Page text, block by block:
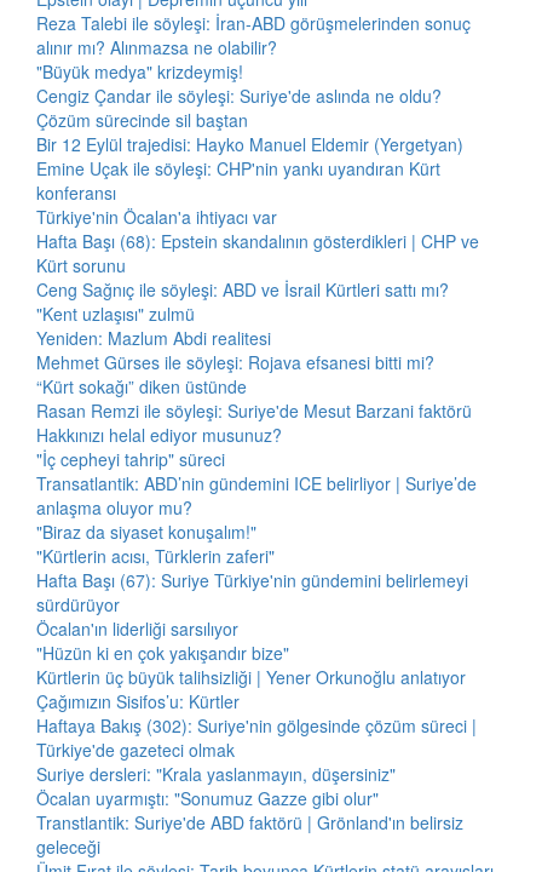
Reza Talebi ile söyleşi: İran-ABD görüşmelerinden sonuç
alınır mı? Alınmazsa ne olabilir?
"Büyük medya" krizdeymiş!
Cengiz Çandar ile söyleşi: Suriye'de aslında ne oldu?
Çözüm sürecinde sil baştan
Bir 12 Eylül trajedisi: Hayko Manuel Eldemir (Yergetyan)
Emine Uçak ile söyleşi: CHP'nin yankı uyandıran Kürt
konferansı
Türkiye'nin Öcalan'a ihtiyacı var
Hafta Başı (68): Epstein skandalının gösterdikleri | CHP ve
Kürt sorunu
Ceng Sağnıç ile söyleşi: ABD ve İsrail Kürtleri sattı mı?
"Kent uzlaşısı" zulmü
Yeniden: Mazlum Abdi realitesi
Mehmet Gürses ile söyleşi: Rojava efsanesi bitti mi?
“Kürt sokağı” diken üstünde
Rasan Remzi ile söyleşi: Suriye'de Mesut Barzani faktörü
Hakkınızı helal ediyor musunuz?
"İç cepheyi tahrip" süreci
Transatlantik: ABD’nin gündemini ICE belirliyor | Suriye’de
anlaşma oluyor mu?
"Biraz da siyaset konuşalım!"
"Kürtlerin acısı, Türklerin zaferi"
Hafta Başı (67): Suriye Türkiye'nin gündemini belirlemeyi
sürdürüyor
Öcalan'ın liderliği sarsılıyor
"Hüzün ki en çok yakışandır bize"
Kürtlerin üç büyük talihsizliği | Yener Orkunoğlu anlatıyor
Çağımızın Sisifos’u: Kürtler
Haftaya Bakış (302): Suriye'nin gölgesinde çözüm süreci |
Türkiye'de gazeteci olmak
Suriye dersleri: "Krala yaslanmayın, düşersiniz"
Öcalan uyarmıştı: "Sonumuz Gazze gibi olur"
Transtlantik: Suriye'de ABD faktörü | Grönland'ın belirsiz
geleceği